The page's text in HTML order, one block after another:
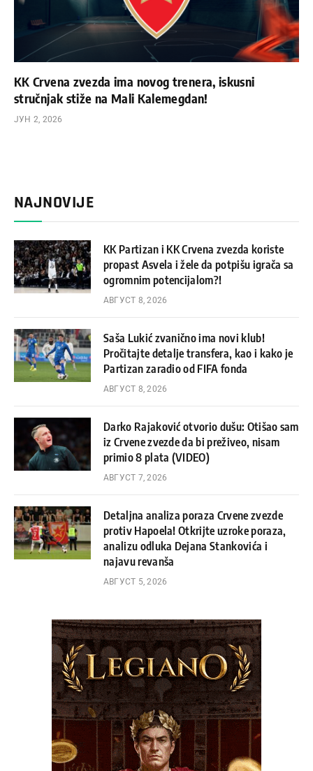
KK Crvena zvezda ima novog trenera, iskusni
stručnjak stiže na Mali Kalemegdan!
ЈУН 2, 2026
NAJNOVIJE
KK Partizan i KK Crvena zvezda koriste
propast Asvela i žele da potpišu igrača sa
ogromnim potencijalom?!
АВГУСТ 8, 2026
Saša Lukić zvanično ima novi klub!
Pročitajte detalje transfera, kao i kako je
Partizan zaradio od FIFA fonda
АВГУСТ 8, 2026
Darko Rajaković otvorio dušu: Otišao sam
iz Crvene zvezde da bi preživeo, nisam
primio 8 plata (VIDEO)
АВГУСТ 7, 2026
Detaljna analiza poraza Crvene zvezde
protiv Hapoela! Otkrijte uzroke poraza,
analizu odluka Dejana Stankovića i
najavu revanša
АВГУСТ 5, 2026